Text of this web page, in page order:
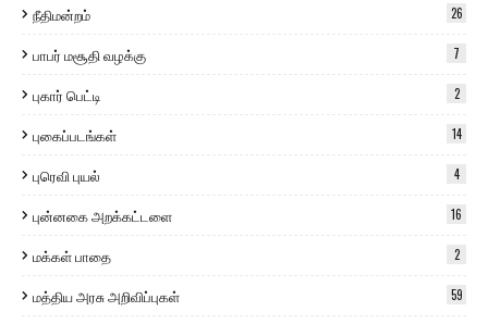
நீதிமன்றம் 26
பாபர் மசூதி வழக்கு 7
புகார் பெட்டி 2
புகைப்படங்கள் 14
புரெவி புயல் 4
புன்னகை அறக்கட்டளை 16
மக்கள் பாதை 2
மத்திய அரசு அறிவிப்புகள் 59